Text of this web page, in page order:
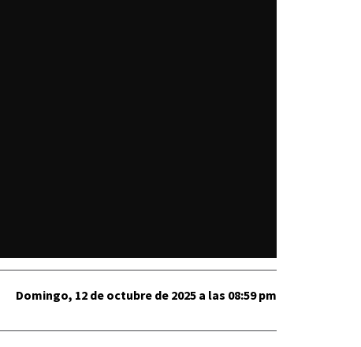
Domingo, 12 de octubre de 2025 a las 08:59 pm